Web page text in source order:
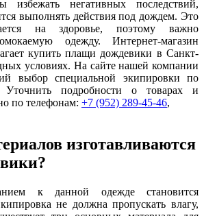
избежать негативных последствий,
выполнять действия под дождем. Это
на здоровье, поэтому важно
одежду. Интернет-магазин
купить плащи дождевики в Санкт-
условиях. На сайте нашей компании
выбор специальной экипировки по
подробности о товарах и
по телефонам: +7 (952) 289-45-46,
изготавливаются
к данной одежде становится
не должна пропускать влагу,